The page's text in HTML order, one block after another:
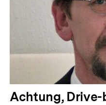
Achtung,